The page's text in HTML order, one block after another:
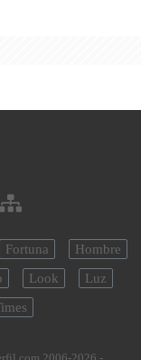
Fortuna
Hombre
Look
Luz